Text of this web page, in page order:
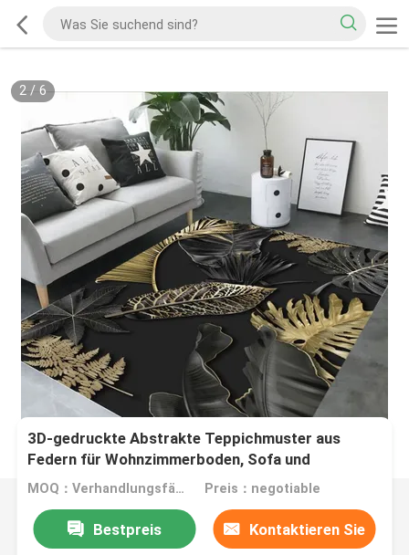
2/ 6
3D-gedruckte Abstrakte Teppichmuster aus
Federn für Wohnzimmerboden, Sofa und
Schlafzimmer
MOQ：Verhandlungsfähig Preis：negotiable
Bestpreis Kontaktieren Sie